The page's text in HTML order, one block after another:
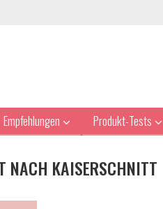
Empfehlungen Produkt-Tests
NACH KAISERSCHNITT